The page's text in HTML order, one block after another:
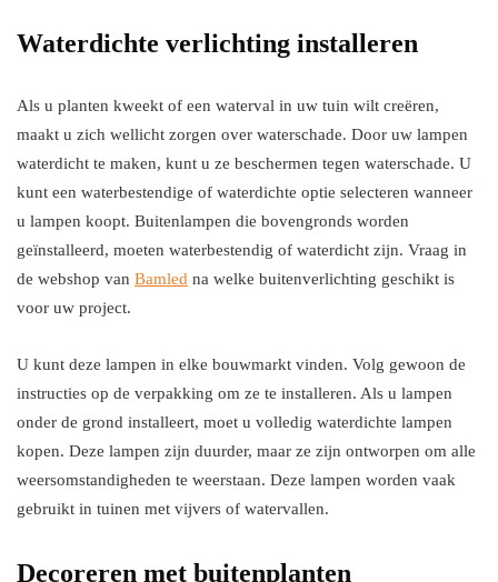
Waterdichte verlichting installeren
Als u planten kweekt of een waterval in uw tuin wilt creëren,
maakt u zich wellicht zorgen over waterschade. Door uw lampen
waterdicht te maken, kunt u ze beschermen tegen waterschade. U
kunt een waterbestendige of waterdichte optie selecteren wanneer
u lampen koopt. Buitenlampen die bovengronds worden
geïnstalleerd, moeten waterbestendig of waterdicht zijn. Vraag in
de webshop van Bamled na welke buitenverlichting geschikt is
voor uw project.
U kunt deze lampen in elke bouwmarkt vinden. Volg gewoon de
instructies op de verpakking om ze te installeren. Als u lampen
onder de grond installeert, moet u volledig waterdichte lampen
kopen. Deze lampen zijn duurder, maar ze zijn ontworpen om alle
weersomstandigheden te weerstaan. Deze lampen worden vaak
gebruikt in tuinen met vijvers of watervallen.
Decoreren met buitenplanten